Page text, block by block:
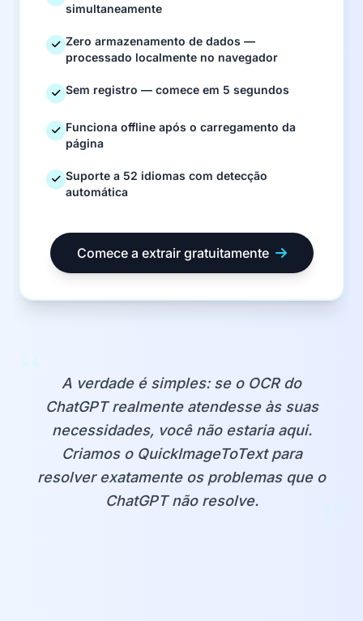
simultaneamente
Zero armazenamento de dados —
processado localmente no navegador
Sem registro — comece em 5 segundos
Funciona offline após o carregamento da
página
Suporte a 52 idiomas com detecção
automática
Comece a extrair gratuitamente
A verdade é simples: se o OCR do
ChatGPT realmente atendesse às suas
necessidades, você não estaria aqui.
Criamos o QuickImageToText para
resolver exatamente os problemas que o
ChatGPT não resolve.